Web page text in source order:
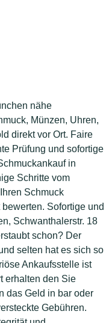
nähe
Münzen, Uhren,
direkt vor Ort. Faire
Prüfung und sofortige
in
Schritte vom
Schmuck
Sofortige und
Schwanthalerstr. 18
schon? Der
selten hat es sich so
Ankaufsstelle ist
erhalten den Sie
das Geld in bar oder
Gebühren.